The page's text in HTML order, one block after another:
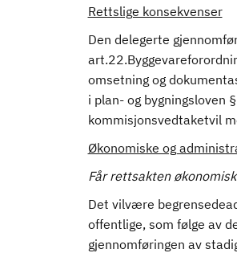
Rettslige konsekvenser
Den delegerte
omsetning og
i plan- og bygningsloven
kommisjonsvedtaketvil
Økonomiske og
Får rettsakten
Det vilvære
offentlige, som følge av
gjennomføringen av